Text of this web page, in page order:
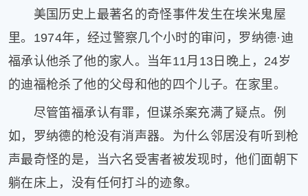
美国历史上最著名的奇怪事件发生在埃米鬼屋
里。1974年，经过警察几个小时的审问，罗纳德·迪
福承认他杀了他的家人。当年11月13日晚上，24岁
的迪福枪杀了他的父母和他的四个儿子。在家里。
尽管笛福承认有罪，但谋杀案充满了疑点。例
如，罗纳德的枪没有消声器。为什么邻居没有听到枪
声最奇怪的是，当六名受害者被发现时，他们面朝下
躺在床上，没有任何打斗的迹象。